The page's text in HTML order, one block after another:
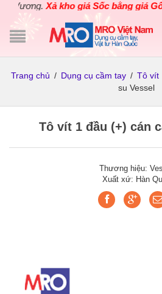
Vương.Xả kho giá Sốc bằng giá Gốc
Trang chủ / Dụng cụ cầm tay / Tô vít
su Vessel
Tô vít 1 đầu (+) cán
Thương hiệu:
Xuất xứ: Hàn